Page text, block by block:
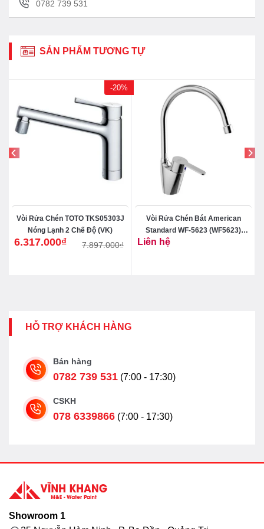
0782 739 531
SẢN PHẨM TƯƠNG TỰ
-20%
Vòi Rửa Chén TOTO TKS05303J
Nóng Lạnh 2 Chế Độ (VK)
7.897.000₫
Giá
6.317.000₫
Giá
Vòi Rửa Chén Bát American
Standard WF-5623 (WF5623)
Seva Nóng Lạnh
Liên hệ
HỖ TRỢ KHÁCH HÀNG
Bán hàng
0782 739 531 (7:00 - 17:30)
CSKH
078 6339866 (7:00 - 17:30)
Showroom 1